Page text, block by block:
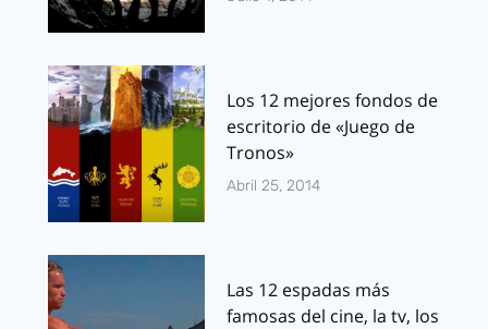
Los 12 mejores fondos de
escritorio de «Juego de
Tronos»
Abril 25, 2014
Las 12 espadas más
famosas del cine, la tv, los